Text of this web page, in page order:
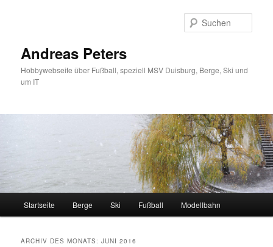
Andreas Peters
Hobbywebseite über Fußball, speziell MSV Duisburg, Berge, Ski und
um IT
Startseite Berge Ski Fußball Modellbahn
ARCHIV DES MONATS:JUNI 2016